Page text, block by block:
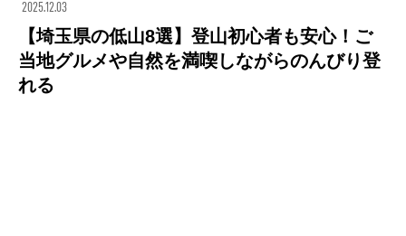
2025.12.03
【埼玉県の低山8選】登山初心者も安心！ご
当地グルメや自然を満喫しながらのんびり登
れる